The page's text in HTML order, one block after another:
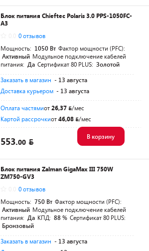
Блок питания Chieftec Polaris 3.0 PPS-1050FC-
A3
0 отзывов
Мощность: 1050 Вт Фактор мощности (PFC):
Активный Модульное подключение кабелей
питания: Да Сертификат 80 PLUS: Золотой
Заказать в магазин - 13 августа
Доставка курьером - 13 августа
Оплата частямиот26,37
/мес
Картой рассрочкиот46,08 /мес
553.00
В корзину
Блок питания Zalman GigaMax III 750W
ZM750-GV3
0 отзывов
Мощность: 750 Вт Фактор мощности (PFC):
Активный Модульное подключение кабелей
питания: Да КПД: 88 % Сертификат 80 PLUS:
Бронзовый
Заказать в магазин - 13 августа